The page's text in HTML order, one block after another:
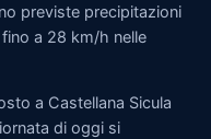
previste precipitazioni
a 28 km/h nelle
a Castellana Sicula
di oggi si